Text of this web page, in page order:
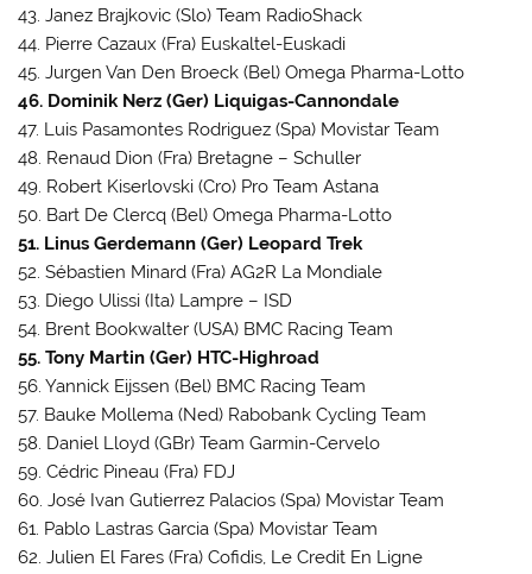
43. Janez Brajkovic (Slo) Team RadioShack
44. Pierre Cazaux (Fra) Euskaltel-Euskadi
45. Jurgen Van Den Broeck (Bel) Omega Pharma-Lotto
46. Dominik Nerz (Ger) Liquigas-Cannondale
47. Luis Pasamontes Rodriguez (Spa) Movistar Team
48. Renaud Dion (Fra) Bretagne – Schuller
49. Robert Kiserlovski (Cro) Pro Team Astana
50. Bart De Clercq (Bel) Omega Pharma-Lotto
51. Linus Gerdemann (Ger) Leopard Trek
52. Sébastien Minard (Fra) AG2R La Mondiale
53. Diego Ulissi (Ita) Lampre – ISD
54. Brent Bookwalter (USA) BMC Racing Team
55. Tony Martin (Ger) HTC-Highroad
56. Yannick Eijssen (Bel) BMC Racing Team
57. Bauke Mollema (Ned) Rabobank Cycling Team
58. Daniel Lloyd (GBr) Team Garmin-Cervelo
59. Cédric Pineau (Fra) FDJ
60. José Ivan Gutierrez Palacios (Spa) Movistar Team
61. Pablo Lastras Garcia (Spa) Movistar Team
62. Julien El Fares (Fra) Cofidis, Le Credit En Ligne